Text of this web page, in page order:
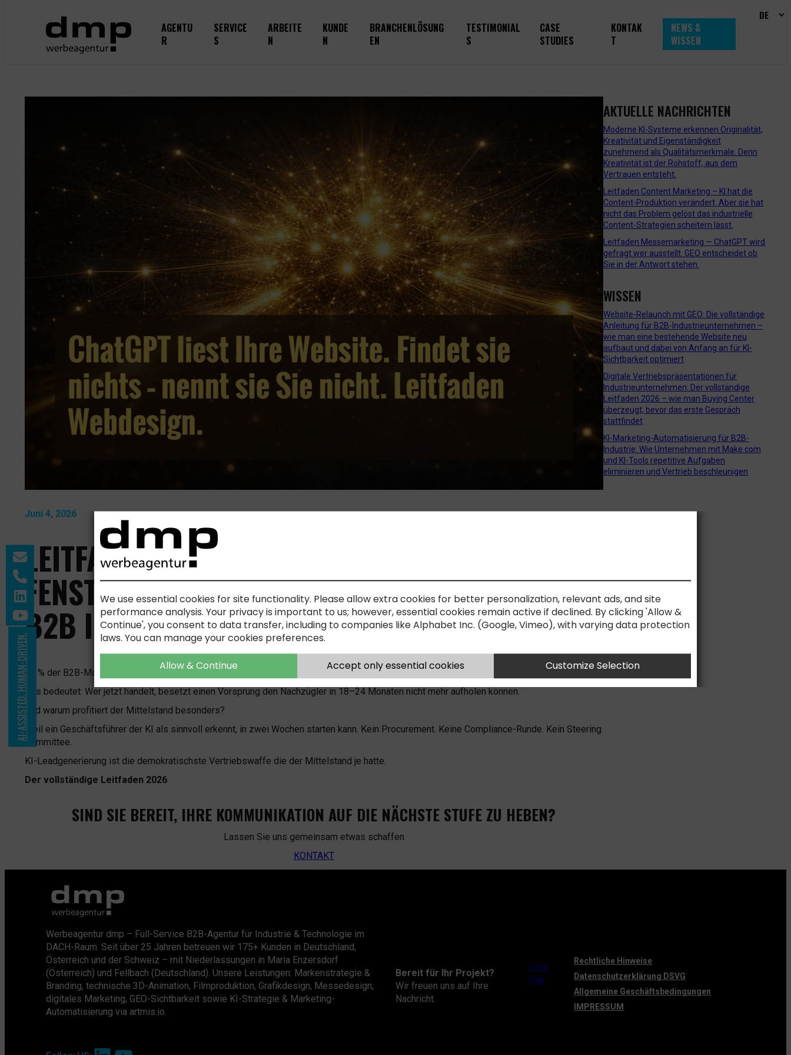
AI-ASSISTED. HUMAN-DRIVEN.
AGENTU
R
SERVICE
S
ARBEITE
N
KUNDE
N
BRANCHENLÖSUNG
EN
TESTIMONIAL
S
CASE
STUDIES
KONTAK
T
NEWS &
WISSEN
Juni 4, 2026
LEITFADEN KI-LEADGENERIERUNG – DAS
FENSTER FÜR FIRST MOVER IM INDUSTRIELLEN
B2B IST NOCH OFFEN. ABER ES SCHLIESST SIC
86 % der B2B-Marketer im DACH-Raum sehen KI als Must-have. Weniger als 15 % haben bisher ein laufendes System.
Das bedeutet: Wer jetzt handelt, besetzt einen Vorsprung den Nachzügler in 18–24 Monaten nicht mehr aufholen können.
Und warum profitiert der Mittelstand besonders?
Weil ein Geschäftsführer der KI als sinnvoll erkennt, in zwei Wochen starten kann. Kein Procurement. Keine Compliance-Runde. Kein Steering
Committee.
KI-Leadgenerierung ist die demokratischste Vertriebswaffe die der Mittelstand je hatte.
Der vollständige Leitfaden 2026
SIND SIE BEREIT, IHRE KOMMUNIKATION AUF DIE NÄCHSTE STUFE ZU HEBEN?
Lassen Sie uns gemeinsam etwas schaffen
KONTAKT
AKTUELLE NACHRICHTEN
Moderne KI-Systeme erkennen Originalität,
Kreativität und Eigenständigkeit
zunehmend als Qualitätsmerkmale. Denn
Kreativität ist der Rohstoff, aus dem
Vertrauen entsteht.
Leitfaden Content Marketing – KI hat die
Content-Produktion verändert. Aber sie hat
nicht das Problem gelöst das industrielle
Content-Strategien scheitern lässt.
Leitfaden Messemarketing — ChatGPT wird
gefragt wer ausstellt. GEO entscheidet ob
Sie in der Antwort stehen.
WISSEN
Website-Relaunch mit GEO: Die vollständige
Anleitung für B2B-Industrieunternehmen –
wie man eine bestehende Website neu
aufbaut und dabei von Anfang an für KI-
Sichtbarkeit optimiert
Digitale Vertriebspräsentationen für
Industrieunternehmen: Der vollständige
Leitfaden 2026 – wie man Buying Center
überzeugt, bevor das erste Gespräch
stattfindet
KI-Marketing-Automatisierung für B2B-
Industrie: Wie Unternehmen mit Make.com
und KI-Tools repetitive Aufgaben
eliminieren und Vertrieb beschleunigen
Werbeagentur dmp – Full-Service B2B-Agentur für Industrie & Technologie im
DACH-Raum. Seit über 25 Jahren betreuen wir 175+ Kunden in Deutschland,
Österreich und der Schweiz – mit Niederlassungen in Maria Enzersdorf
(Österreich) und Fellbach (Deutschland). Unsere Leistungen: Markenstrategie &
Branding, technische 3D-Animation, Filmproduktion, Grafikdesign, Messedesign,
digitales Marketing, GEO-Sichtbarkeit sowie KI-Strategie & Marketing-
Automatisierung via artmis.io.
Bereit für Ihr Projekt?
Wir freuen uns auf Ihre
Nachricht.
Let’s
Talk
Rechtliche Hinweise
Datenschutzerklärung DSVG
Allgemeine Geschäftsbedingungen
IMPRESSUM
We use essential cookies for site functionality. Please allow extra cookies for better personalization, relevant ads, and site
performance analysis. Your privacy is important to us; however, essential cookies remain active if declined. By clicking 'Allow &
Continue', you consent to data transfer, including to companies like Alphabet Inc. (Google, Vimeo), with varying data protection
laws. You can manage your cookies preferences.
Allow & Continue Accept only essential cookies Customize Selection